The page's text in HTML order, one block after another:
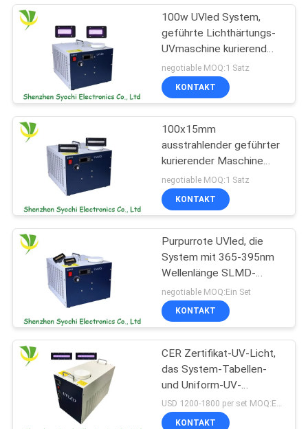
PRIVACY
POLICY
100w UVled System,
geführte Lichthärtungs-
UVmaschine kurierend
für Epson-Drucker-Kopf
negotiable MOQ:1 Satz
KONTAKT
100x15mm
ausstrahlender geführter
kurierender Maschine
UVwechselstrom
110V/220V mit RoHs-
Zertifikat
negotiable MOQ:1 Satz
KONTAKT
Purpurrote UVled, die
System mit 365-395nm
Wellenlänge SLMD-
701511B-03 kuriert
negotiable MOQ:Ein Set
KONTAKT
CER Zertifikat-UV-Licht,
das System-Tabellen-
und Uniform-UV-
Bestrahlung für Düsen
KM1024 kuriert
USD 1200-1800 per set MOQ:Ein Set
KONTAKT